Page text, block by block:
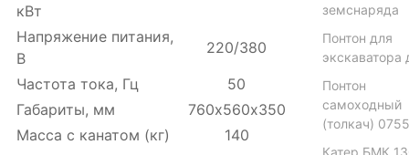
кВт
Напряжение питания,
В
220/380
Частота тока, Гц
50
Габариты, мм
760х560х350
Масса с канатом (кг)
140
земснаряда
Понтон для
экскаватора
Понтон
самоходный
(толкач) 0755